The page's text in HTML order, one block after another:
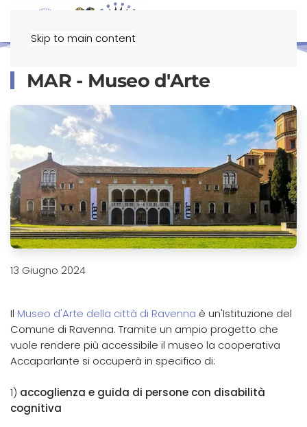
Skip to main content
MAR - Museo d'Arte
13 Giugno 2024
Il Museo d'Arte della città di Ravenna è un'Istituzione del
Comune di Ravenna. Tramite un ampio progetto che
vuole rendere più accessibile il museo la cooperativa
Accaparlante si occuperà in specifico di:
1) accoglienza e guida di persone con disabilità
cognitiva